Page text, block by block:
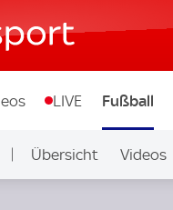
LIVE Fußball
Übersicht Videos